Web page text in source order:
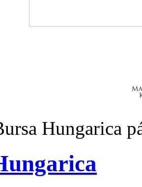
Hungarica